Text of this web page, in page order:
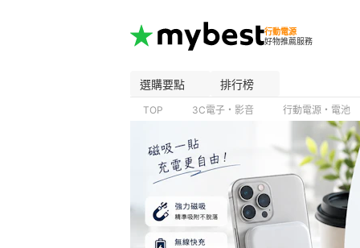
行動電源
好物推薦服務
選購要點 排行榜
TOP 3C電子・影音 行動電源・電池